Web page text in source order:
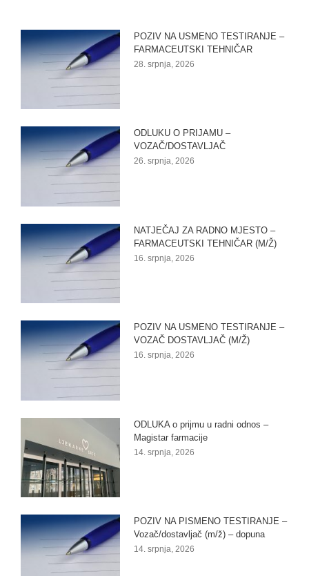
POZIV NA USMENO TESTIRANJE –
FARMACEUTSKI TEHNIČAR
28. srpnja, 2026
ODLUKU O PRIJAMU –
VOZAČ/DOSTAVLJAČ
26. srpnja, 2026
NATJEČAJ ZA RADNO MJESTO –
FARMACEUTSKI TEHNIČAR (M/Ž)
16. srpnja, 2026
POZIV NA USMENO TESTIRANJE –
VOZAČ DOSTAVLJAČ (M/Ž)
16. srpnja, 2026
ODLUKA o prijmu u radni odnos –
Magistar farmacije
14. srpnja, 2026
POZIV NA PISMENO TESTIRANJE –
Vozač/dostavljač (m/ž) – dopuna
14. srpnja, 2026